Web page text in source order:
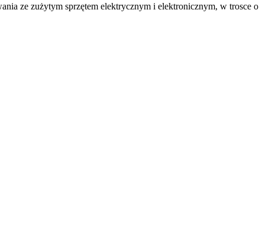
ze zużytym sprzętem elektrycznym i elektronicznym, w trosce o